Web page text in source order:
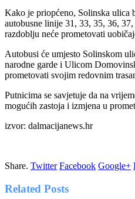
Kako je priopćeno, Solinska ulica
autobusne linije 31, 33, 35, 36,
razdoblju neće prometovati
Autobusi će umjesto Solinskom
narodne garde i Ulicom
prometovati svojim redovnim
Putnicima se savjetuje da na
mogućih zastoja i izmjena u
izvor: dalmacijanews.hr
Share. Twitter Facebook Google+
Related Posts